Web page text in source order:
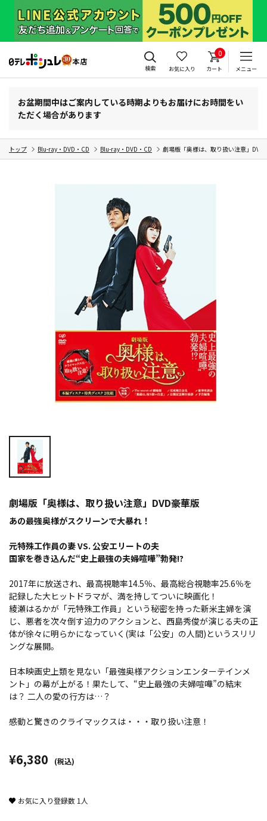
検索 お気に入り
0
カート メニュー
お盆期間中はご案内している時期よりもお届けにお時間をい
ただく場合があります
トップ Blu-ray・DVD・CD Blu-ray・DVD・CD 劇場版「奥様は、取り扱い注意」DVD
劇場版「奥様は、取り扱い注意」DVD豪華版
あの最強奥様がスクリーンで大暴れ！
元特殊工作員の妻 VS. 公安エリートの夫
国家を巻き込んだ“史上最強の夫婦喧嘩”勃発!?
2017年に放送され、最高視聴率14.5％、最高総合視聴率25.6％を
記録した大ヒットドラマが、満を持してついに映画化！
綾瀬はるかが「元特殊工作員」という秘密を持った新米主婦を演
じ、悪者を次々倒す迫力のアクションと、西島秀俊が演じる夫の正
体が徐々に明らかになっていく(実は「公安」の人間)というスリリ
ングな展開。
日本映画史上類を見ない「最強奥様アクションエンターテインメ
ント」の幕が上がる！果たして、“史上最強の夫婦喧嘩”の結末
は？ 二人の愛の行方は…？
感動と驚きのクライマックスは・・・取り扱い注意！
¥6,380 (税込)
お気に入り登録数 1 人